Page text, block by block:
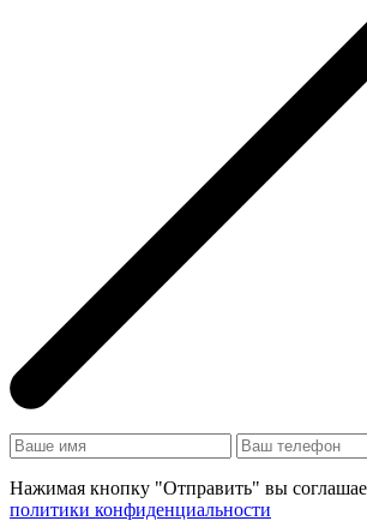
Нажимая кнопку "Отправить" вы
политики конфиденциальности